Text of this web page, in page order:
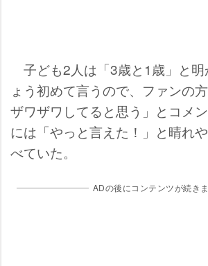
子ども2人は「3歳と1歳」と明
ょう初めて言うので、ファンの
ザワザワしてると思う」とコメ
には「やっと言えた！」と晴れ
べていた。
ADの後にコンテンツが続き